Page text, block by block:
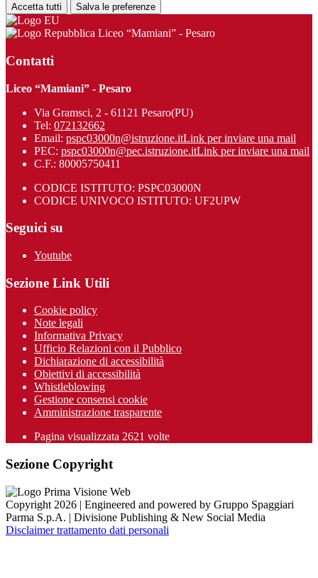
Accetta tutti Salva le preferenze
Liceo “Mamiani” - Pesaro
Contatti
Liceo “Mamiani” - Pesaro
Via Gramsci, 2 - 61121 Pesaro(PU)
Tel: 072132662
Email: pspc03000n@istruzione.itLink per inviare una mail
PEC: pspc03000n@pec.istruzione.itLink per inviare una mail
C.F.: 80005750411
CODICE ISTITUTO: PSPC03000N
CODICE UNIVOCO ISTITUTO: UF2UPW
Seguici su
Youtube
Sezione Link Utili
Cookie policy
Note legali
Informativa Privacy
Ufficio Relazioni con il Pubblico
Dichiarazione di accessibilità
Obiettivi di accessibilità
Whistleblowing
Gestione consensi cookie
Amministrazione trasparente
Pagina visualizzata 2621 volte
Sezione Copyright
Copyright 2026 | Engineered and powered by Gruppo Spaggiari
Parma S.p.A. | Divisione Publishing & New Social Media
Disclaimer trattamento dati personali